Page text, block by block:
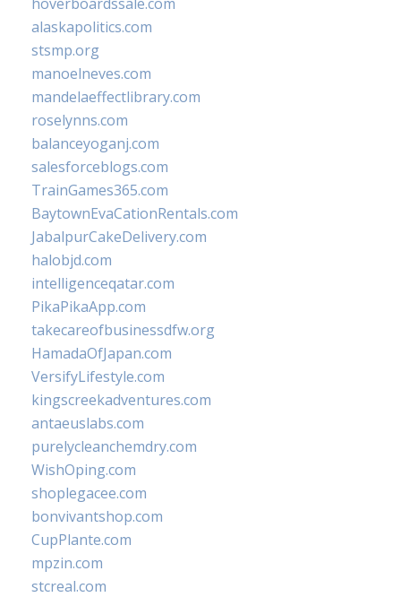
alaskapolitics.com
stsmp.org
manoelneves.com
mandelaeffectlibrary.com
roselynns.com
balanceyoganj.com
salesforceblogs.com
TrainGames365.com
BaytownEvaCationRentals.com
JabalpurCakeDelivery.com
halobjd.com
intelligenceqatar.com
PikaPikaApp.com
takecareofbusinessdfw.org
HamadaOfJapan.com
VersifyLifestyle.com
kingscreekadventures.com
antaeuslabs.com
purelycleanchemdry.com
WishOping.com
shoplegacee.com
bonvivantshop.com
CupPlante.com
mpzin.com
stcreal.com